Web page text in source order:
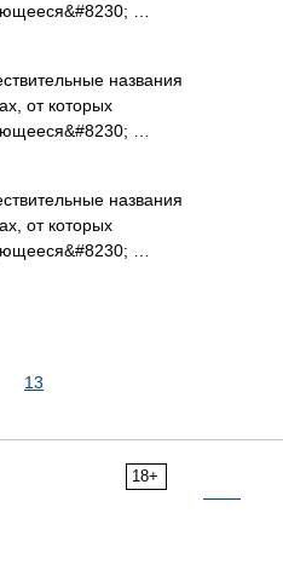
…
названия
от которых
…
названия
от которых
…
13
18+